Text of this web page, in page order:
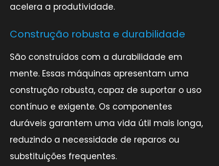
acelera a produtividade.
Construção robusta e durabilidade
São construídos com a durabilidade em
mente. Essas máquinas apresentam uma
construção robusta, capaz de suportar o uso
contínuo e exigente. Os componentes
duráveis garantem uma vida útil mais longa,
reduzindo a necessidade de reparos ou
substituições frequentes.